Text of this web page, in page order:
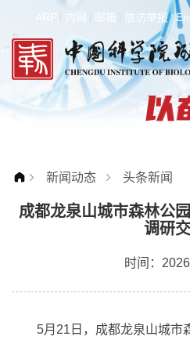
ARP 内网 邮箱 信访举报
新闻动态 头条新闻
成都龙泉山城市森林公
调研
时间：
5月21日，成都龙泉山城市